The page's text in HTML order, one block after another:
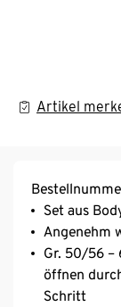
Artikel
Set aus
Angenehm
Gr. 50/56 –
öffnen
Schritt